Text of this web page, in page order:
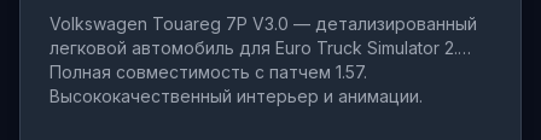
Volkswagen Touareg 7P V3.0 — детализированный
легковой автомобиль для Euro Truck Simulator 2.
Полная совместимость с патчем 1.57.
Высококачественный интерьер и анимации.